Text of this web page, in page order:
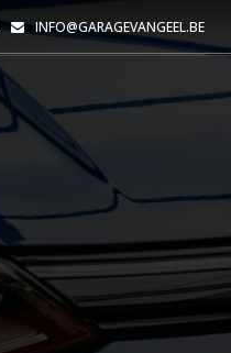
INFO@GARAGEVANGEEL.BE